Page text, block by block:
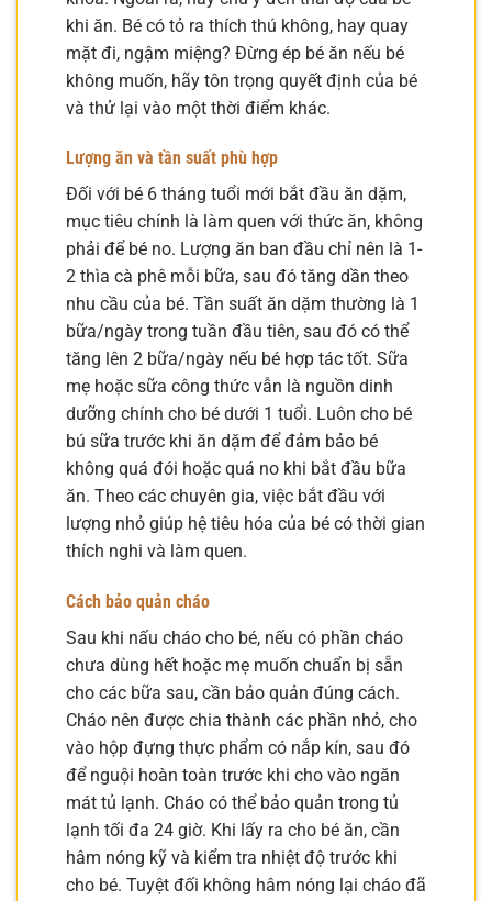
khi ăn. Bé có tỏ ra thích thú không, hay quay
mặt đi, ngậm miệng? Đừng ép bé ăn nếu bé
không muốn, hãy tôn trọng quyết định của bé
và thử lại vào một thời điểm khác.
Lượng ăn và tần suất phù hợp
Đối với bé 6 tháng tuổi mới bắt đầu ăn dặm,
mục tiêu chính là làm quen với thức ăn, không
phải để bé no. Lượng ăn ban đầu chỉ nên là 1-
2 thìa cà phê mỗi bữa, sau đó tăng dần theo
nhu cầu của bé. Tần suất ăn dặm thường là 1
bữa/ngày trong tuần đầu tiên, sau đó có thể
tăng lên 2 bữa/ngày nếu bé hợp tác tốt. Sữa
mẹ hoặc sữa công thức vẫn là nguồn dinh
dưỡng chính cho bé dưới 1 tuổi. Luôn cho bé
bú sữa trước khi ăn dặm để đảm bảo bé
không quá đói hoặc quá no khi bắt đầu bữa
ăn. Theo các chuyên gia, việc bắt đầu với
lượng nhỏ giúp hệ tiêu hóa của bé có thời gian
thích nghi và làm quen.
Cách bảo quản cháo
Sau khi nấu cháo cho bé, nếu có phần cháo
chưa dùng hết hoặc mẹ muốn chuẩn bị sẵn
cho các bữa sau, cần bảo quản đúng cách.
Cháo nên được chia thành các phần nhỏ, cho
vào hộp đựng thực phẩm có nắp kín, sau đó
để nguội hoàn toàn trước khi cho vào ngăn
mát tủ lạnh. Cháo có thể bảo quản trong tủ
lạnh tối đa 24 giờ. Khi lấy ra cho bé ăn, cần
hâm nóng kỹ và kiểm tra nhiệt độ trước khi
cho bé. Tuyệt đối không hâm nóng lại cháo đã